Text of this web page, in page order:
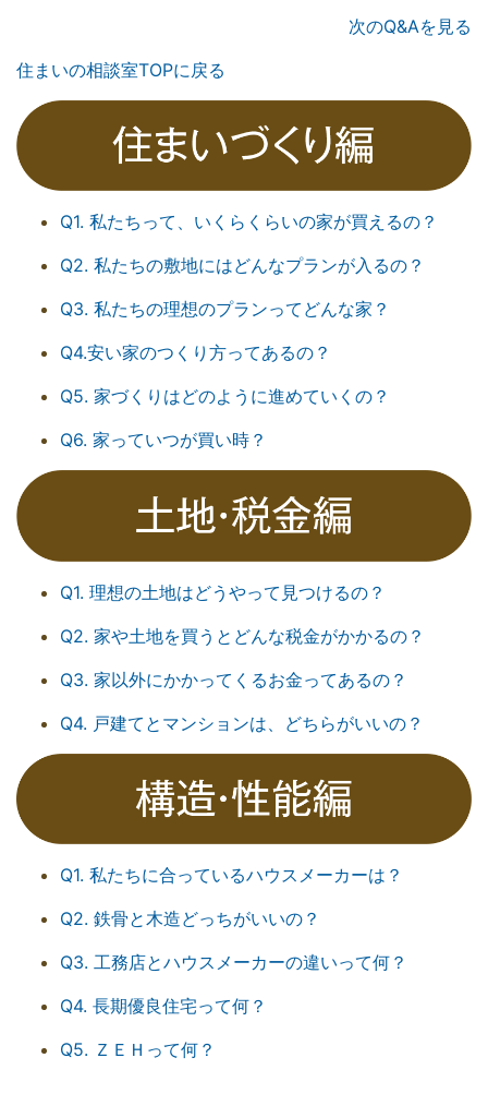
次のQ&Aを見る
住まいの相談室TOPに戻る
Q1. 私たちって、いくらくらいの家が買えるの？
Q2. 私たちの敷地にはどんなプランが入るの？
Q3. 私たちの理想のプランってどんな家？
Q4.安い家のつくり方ってあるの？
Q5. 家づくりはどのように進めていくの？
Q6. 家っていつが買い時？
Q1. 理想の土地はどうやって見つけるの？
Q2. 家や土地を買うとどんな税金がかかるの？
Q3. 家以外にかかってくるお金ってあるの？
Q4. 戸建てとマンションは、どちらがいいの？
Q1. 私たちに合っているハウスメーカーは？
Q2. 鉄骨と木造どっちがいいの？
Q3. 工務店とハウスメーカーの違いって何？
Q4. 長期優良住宅って何？
Q5. ＺＥＨって何？